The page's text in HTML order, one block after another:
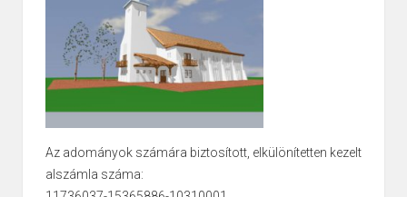
Az adományok számára biztosított, elkülönítetten kezelt
alszámla száma: